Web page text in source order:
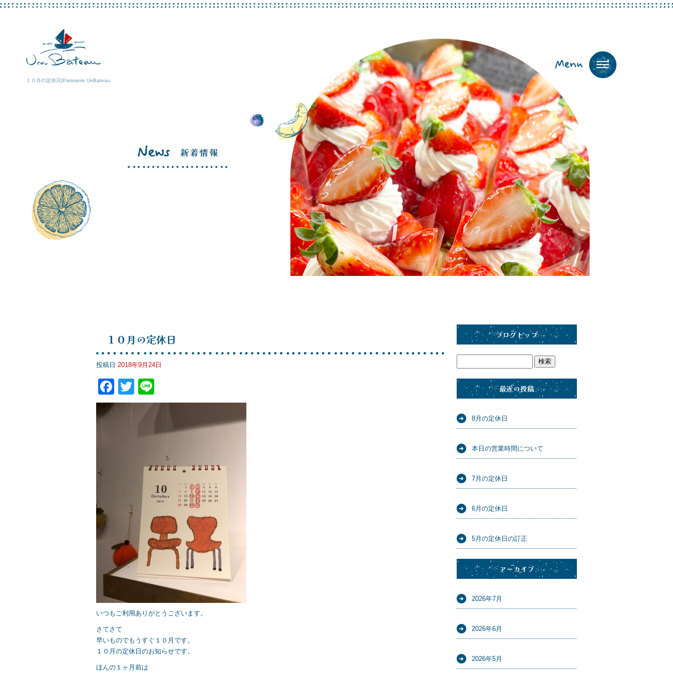
１０月の定休日|Patisserie UnBateau
１０月の定休日
投稿日 2018年9月24日
F
a
T
wi
er
n
いつもご利用ありがとうございます。
さてさて
早いものでもうすぐ１０月です。
１０月の定休日のお知らせです。
ほんの１ヶ月前は
ブログトップ
最近の投稿
8月の定休日
本日の営業時間について
7月の定休日
6月の定休日
5月の定休日の訂正
アーカイブ
2026年7月
2026年6月
2026年5月